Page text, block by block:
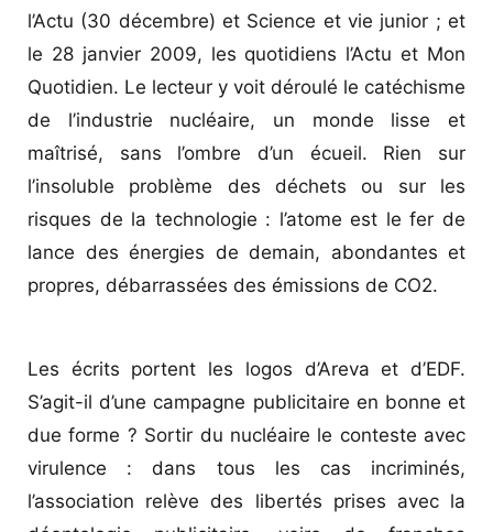
l’Actu (30 décembre) et Science et vie junior ; et
le 28 janvier 2009, les quotidiens l’Actu et Mon
Quotidien. Le lecteur y voit déroulé le catéchisme
de l’industrie nucléaire, un monde lisse et
maîtrisé, sans l’ombre d’un écueil. Rien sur
l’insoluble problème des déchets ou sur les
risques de la technologie : l’atome est le fer de
lance des énergies de demain, abondantes et
propres, débarrassées des émissions de CO2.
Les écrits portent les logos d’Areva et d’EDF.
S’agit-il d’une campagne publicitaire en bonne et
due forme ? Sortir du nucléaire le conteste avec
virulence : dans tous les cas incriminés,
l’association relève des libertés prises avec la